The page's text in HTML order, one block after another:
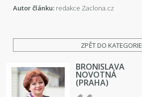
Autor článku: redakce Zaclona.cz
ZPĚT DO KATEGORIE
BRONISLAVA
NOVOTNÁ
(PRAHA)